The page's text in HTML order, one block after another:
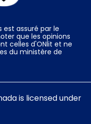
assuré par le
que les opinions
celles d'ONlit et ne
du ministère de
is licensed under